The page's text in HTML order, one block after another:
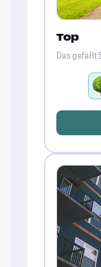
Top
Das gefällt